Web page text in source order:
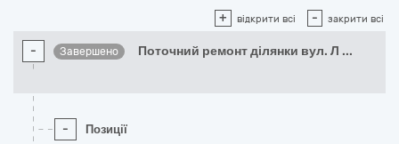
+ відкрити всі - закрити всі
- Завершено Поточний ремонт ділянки вул. Л ...
- Позиції